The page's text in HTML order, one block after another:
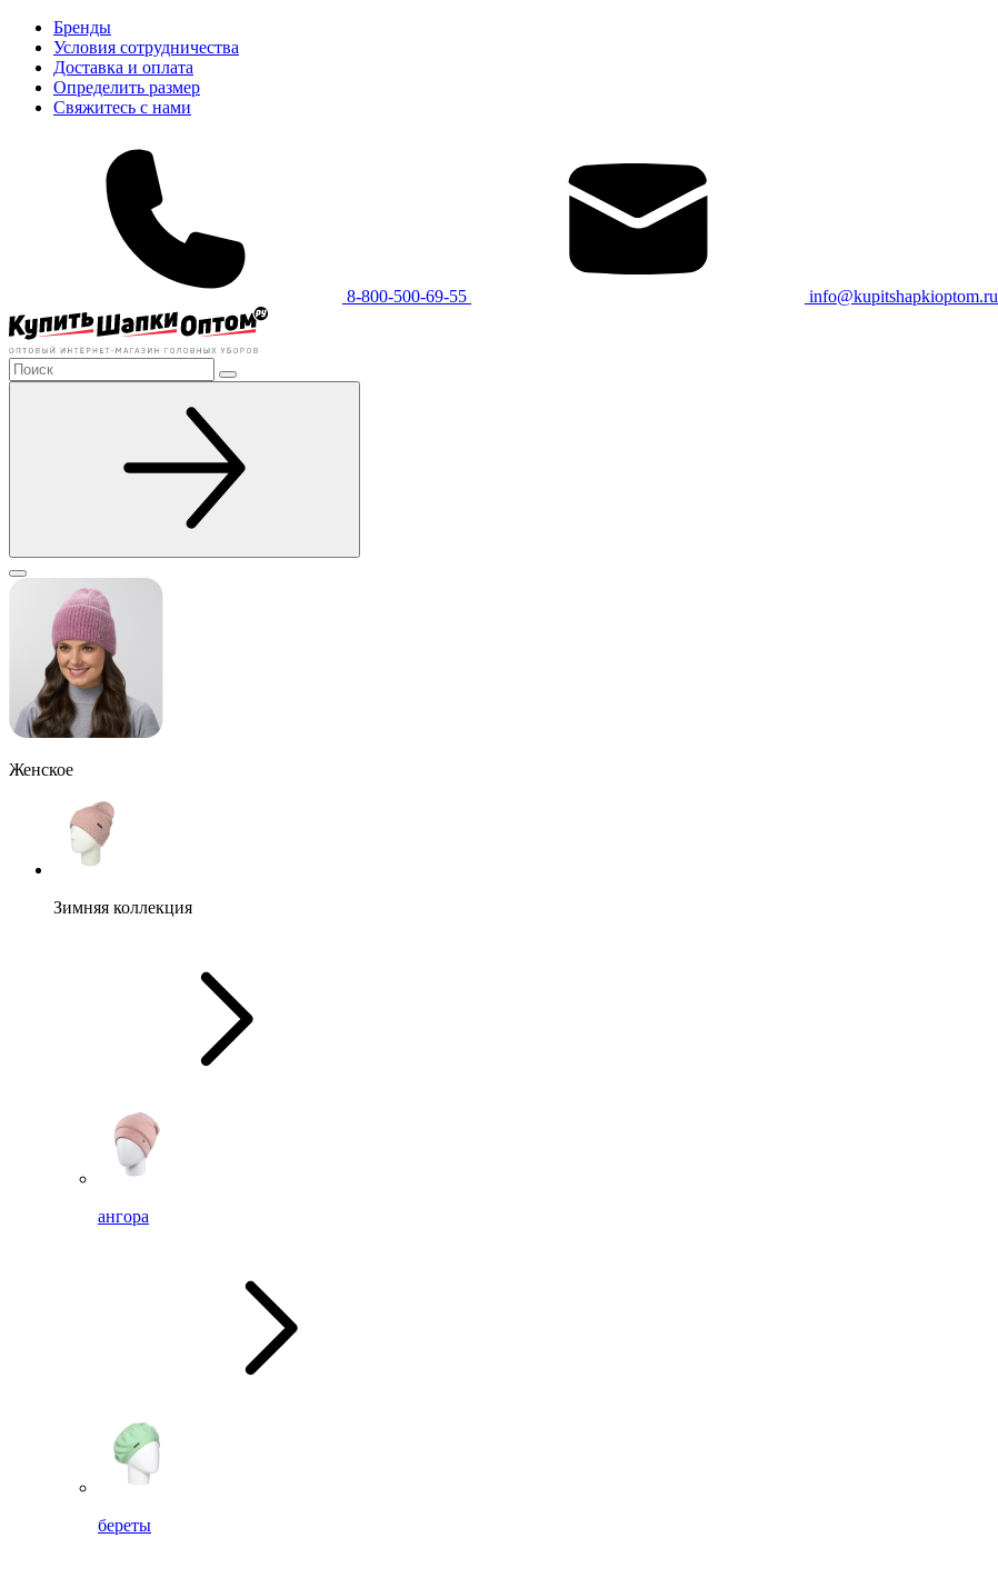
Бренды
Условия сотрудничества
Доставка и оплата
Определить размер
Свяжитесь с нами
8-800-500-69-55 info@kupitshapkioptom.ru
Женское
Зимняя коллекция
ангора
береты